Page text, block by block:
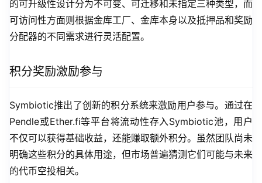
的可升级性设计分为不可变、可迁移和未指定三种类型，而
可访问性方面则根据金库工厂、金库本身以及抵押品和奖励
分配器的不同需求进行灵活配置。
积分奖励激励参与
Symbiotic推出了创新的积分系统来激励用户参与。通过在
Pendle或Ether.fi等平台将流动性存入Symbiotic池，用户
不仅可以获得基础收益，还能赚取额外积分。虽然团队尚未
明确这些积分的具体用途，但市场普遍猜测它们可能与未来
的代币空投相关。